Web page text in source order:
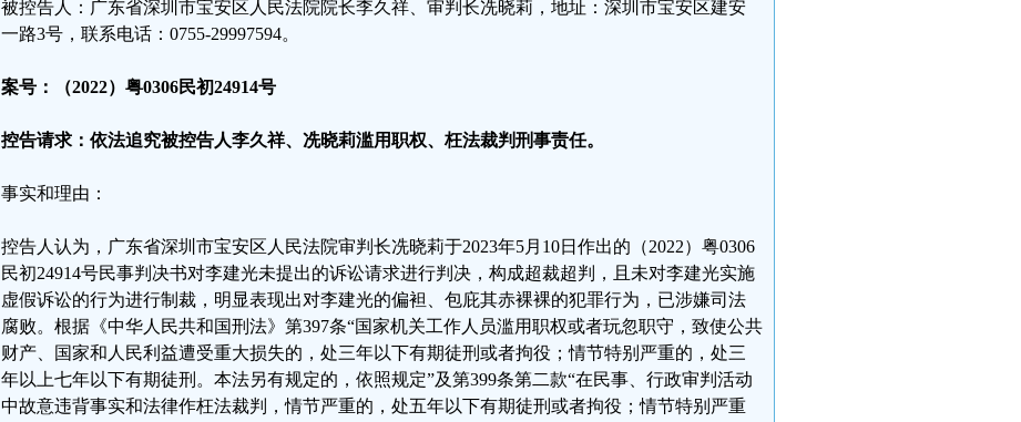
被控告人：广东省深圳市宝安区人民法院院长李久祥、审判长冼晓莉，地址：深圳市宝安区建安
一路3号，联系电话：0755-29997594。
案号：（2022）粤0306民初24914号
控告请求：依法追究被控告人李久祥、冼晓莉滥用职权、枉法裁判刑事责任。
事实和理由：
控告人认为，广东省深圳市宝安区人民法院审判长冼晓莉于2023年5月10日作出的（2022）粤0306
民初24914号民事判决书对李建光未提出的诉讼请求进行判决，构成超裁超判，且未对李建光实施
虚假诉讼的行为进行制裁，明显表现出对李建光的偏袒、包庇其赤裸裸的犯罪行为，已涉嫌司法
腐败。根据《中华人民共和国刑法》第397条“国家机关工作人员滥用职权或者玩忽职守，致使公共
财产、国家和人民利益遭受重大损失的，处三年以下有期徒刑或者拘役；情节特别严重的，处三
年以上七年以下有期徒刑。本法另有规定的，依照规定”及第399条第二款“在民事、行政审判活动
中故意违背事实和法律作枉法裁判，情节严重的，处五年以下有期徒刑或者拘役；情节特别严重